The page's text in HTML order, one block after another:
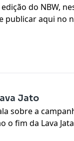
do NBW,
publicar aqui no
Fomenta NBW.
produzido pela
quatro
Jato
sobre a
o fim da Lava
e o